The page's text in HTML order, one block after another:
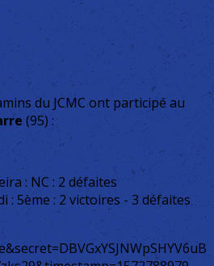
du JCMC ont participé au
(95) :
: NC : 2 défaites
: 5ème : 2 victoires - 3 défaites